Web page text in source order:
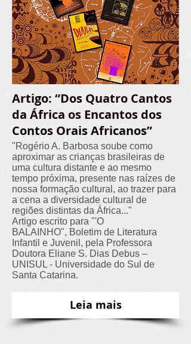
Artigo: “Dos Quatro Cantos
da África os Encantos dos
Contos Orais Africanos”
"Rogério A. Barbosa soube como
aproximar as crianças brasileiras de
uma cultura distante e ao mesmo
tempo próxima, presente nas raízes de
nossa formação cultural, ao trazer para
a cena a diversidade cultural de
regiões distintas da África..."
Artigo escrito para "'O
BALAINHO", Boletim de Literatura
Infantil e Juvenil, pela Professora
Doutora Eliane S. Dias Debus –
UNISUL - Universidade do Sul de
Santa Catarina.
Leia mais